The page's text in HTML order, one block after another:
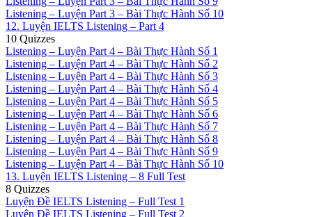
Listening – Luyện Part 3 – Bài Thực Hành Số 10
12. Luyện IELTS Listening – Part 4
10 Quizzes
Listening – Luyện Part 4 – Bài Thực Hành Số 1
Listening – Luyện Part 4 – Bài Thực Hành Số 2
Listening – Luyện Part 4 – Bài Thực Hành Số 3
Listening – Luyện Part 4 – Bài Thực Hành Số 4
Listening – Luyện Part 4 – Bài Thực Hành Số 5
Listening – Luyện Part 4 – Bài Thực Hành Số 6
Listening – Luyện Part 4 – Bài Thực Hành Số 7
Listening – Luyện Part 4 – Bài Thực Hành Số 8
Listening – Luyện Part 4 – Bài Thực Hành Số 9
Listening – Luyện Part 4 – Bài Thực Hành Số 10
13. Luyện IELTS Listening – 8 Full Test
8 Quizzes
Luyện Đề IELTS Listening – Full Test 1
Luyện Đề IELTS Listening – Full Test 2